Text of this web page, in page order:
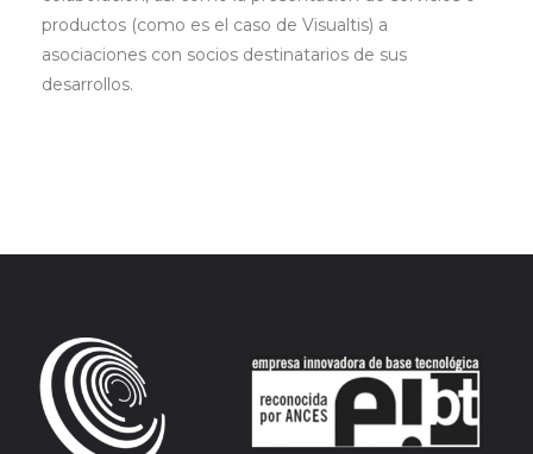
productos (como es el caso de Visualtis) a
asociaciones con socios destinatarios de sus
desarrollos.